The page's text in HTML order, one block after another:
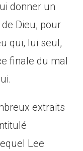
donner un
Dieu, pour
qui, lui seul,
finale du mal
extraits
Lee